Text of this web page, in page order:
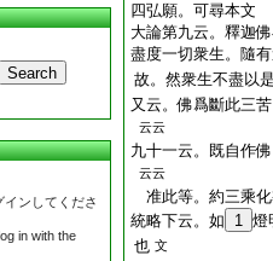
Search
ンしてくださ
in with the
四弘願。可尋本文
大論第九云。釋迦
盡度一切衆生。隨
故。然衆生不盡以
又云。佛爲斷此三
云云
九十一云。既自作
云云
准此等。約三乘
統略下云。如
1 燈
也 文